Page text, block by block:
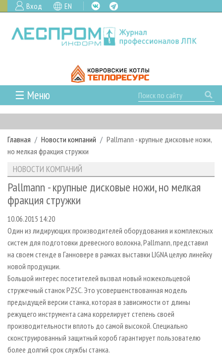
Вход EN
☰ Меню
ГЛАВНАЯ
РУБРИКИ И ТЕМЫ
РУБРИКИ ЖУРНАЛА
ЛЕСНОЕ ХОЗЯЙСТВО
ЛЕСОЗАГОТОВКА
ЛЕСОПИЛЕНИЕ
СУШКА ДРЕВЕСИНЫ
ПРОИЗВОДСТВО ДРЕВЕСНЫХ ПЛИТ
ДЕРЕВЯННОЕ ДОМОСТРОЕНИЕ
ПРОИЗВОДСТВО МЕБЕЛИ
БИОЭНЕРГЕТИКА
ЦБП
ИНСТРУМЕНТ И МАТЕРИАЛЫ
НОВОСТИ
КАЛЕНДАРЬ СОБЫТИЙ
НОВОСТИ ЛПК
НОВОСТИ ЖУРНАЛА
ПРОЕКТЫ ЛПИ
АНАЛИТИКА
ПРЕДПРИЯТИЯ ЛПК
ПЕРСОНЫ
МОБИЛЬНЫЕ ВЫСТАВКИ
ОФИЦИАЛЬНЫЕ ДЕЛЕГАЦИИ
ПРИОРИТЕТНЫЕ ИНВЕСТПРОЕКТЫ
RUSSIAN FORESTRY REVIEW
ГАЗЕТА ЛЕСПРОМФОРУМ
БИБЛИОТЕКА СПЕЦИАЛИСТА
АРХИВ
АРХИВ ЖУРНАЛОВ
О ЖУРНАЛЕ
ПОДПИСКА
КОНТАКТЫ
РЕКЛАМОДАТЕЛЯМ
РЕКЛАМА
РЕКЛАМА НА САЙТЕ
Главная Новости компаний
Pallmann - крупные дисковые ножи,
но мелкая фракция стружки
НОВОСТИ КОМПАНИЙ
Pallmann - крупные дисковые ножи, но мелкая
фракция стружки
10.06.2015 14:20
Один из лидирующих производителей оборудования и комплексных
систем для подготовки древесного волокна, Pallmann, представил
на своем стенде в Ганновере в рамках выставки LIGNA целую линейку
новой продукции.
Большой интерес посетителей вызвал новый ножекольцевой
стружечный станок PZSC. Это усовершенствованная модель
предыдущей версии станка, которая в зависимости от длины
режущего инструмента сама коррелирует степень своей
производительности вплоть до самой высокой. Специально
сконструированный защитный короб гарантирует пользователю
более долгий срок службы станка.